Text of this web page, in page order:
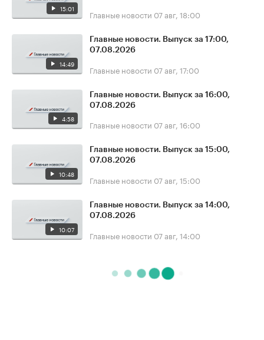
15:01 Главные новости 07 авг, 18:00
14:49
Главные новости. Выпуск за 17:00,
07.08.2026
Главные новости 07 авг, 17:00
4:58
Главные новости. Выпуск за 16:00,
07.08.2026
Главные новости 07 авг, 16:00
10:48
Главные новости. Выпуск за 15:00,
07.08.2026
Главные новости 07 авг, 15:00
10:07
Главные новости. Выпуск за 14:00,
07.08.2026
Главные новости 07 авг, 14:00